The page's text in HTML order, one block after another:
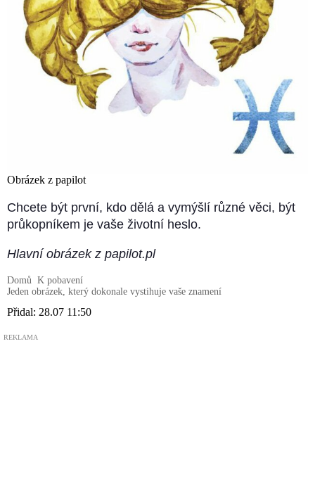
Obrázek z papilot
Chcete být první, kdo dělá a vymýšlí různé věci, být
průkopníkem je vaše životní heslo.
Hlavní obrázek z papilot.pl
Domů K pobavení
Jeden obrázek, který dokonale vystihuje vaše znamení
Přidal: 28.07 11:50
REKLAMA